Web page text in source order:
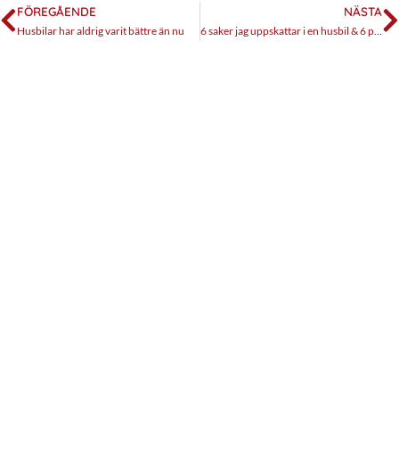
FÖREGÅENDE
Husbilar har aldrig varit bättre än nu
NÄSTA
6 saker jag uppskattar i en husbil & 6 populära saker jag kan vara utan